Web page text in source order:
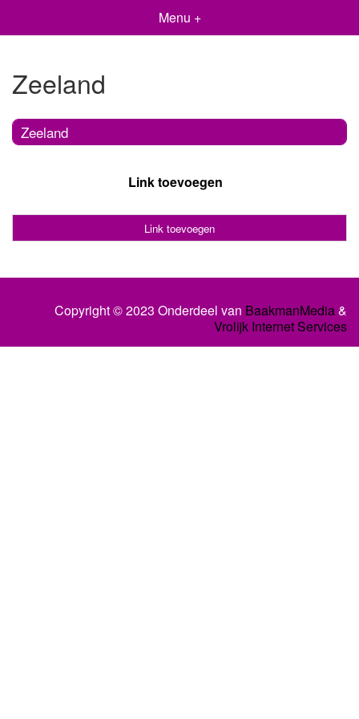
Menu +
Zeeland
Zeeland
Link toevoegen
Link toevoegen
Copyright © 2023 Onderdeel van BaakmanMedia&
Vrolijk Internet Services